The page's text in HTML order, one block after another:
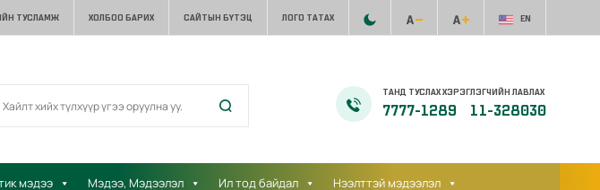
ТУСЛАМЖ ХОЛБОО БАРИХ САЙТЫН БҮТЭЦ ЛОГО ТАТАХ EN
ТАНД ТУСЛАХ ХЭРЭГЛЭГЧИЙН ЛАВЛАХ
7777-1289 11-328030
мэдээ Мэдээ, Мэдээлэл Ил тод байдал Нээлттэй мэдээлэл